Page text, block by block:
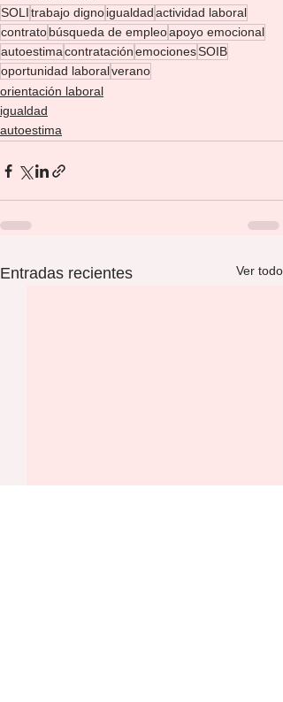
SOLItrabajo dignoigualdadactividad laboral
contratobúsqueda de empleoapoyo emocional
autoestimacontrataciónemocionesSOIB
oportunidad laboralverano
orientación laboral
igualdad
autoestima
Entradas recientes Ver todo